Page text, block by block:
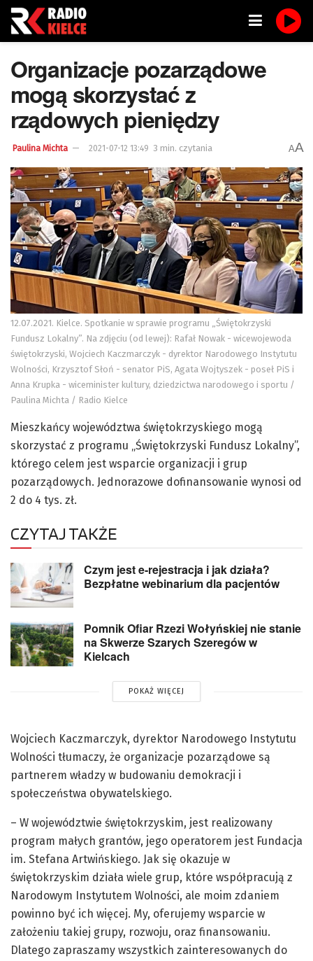
Organizacje pozarządowe
mogą skorzystać z
rządowych pieniędzy
Paulina Michta 2021-07-12 13:49 3 min. czytania AA
12.07.2021. Kielce. Spotkanie w sprawie programu „Świętokrzyski
Fundusz Lokalny”. Na zdjęciu (od lewej): Rafał Nowak - wicewojewoda
świętokrzyski, Wojciech Kaczmarczyk - dyrektor Narodowego Instytutu
Wolności, Krzysztof Słoń - senator PiS, Agata Wojtyszek - poseł PiS i
Anna Krupka - wiceminister kultury, dziedzictwa narodowego i sportu /
Paulina Michta / Radio Kielce
Mieszkańcy województwa świętokrzyskiego mogą
skorzystać z programu „Świętokrzyski Fundusz Lokalny”,
którego celem jest wsparcie organizacji i grup
pozarządowych. Jednorazowe dofinansowanie wynosi od
2 do 4 tys. zł.
CZYTAJ TAKŻE
Czym jest e-rejestracja i jak działa?
Bezpłatne webinarium dla pacjentów
Pomnik Ofiar Rzezi Wołyńskiej nie stanie
na Skwerze Szarych Szeregów w
Kielcach
POKAŻ WIĘCEJ
Wojciech Kaczmarczyk, dyrektor Narodowego Instytutu
Wolności tłumaczy, że organizacje pozarządowe są
partnerem władzy w budowaniu demokracji i
społeczeństwa obywatelskiego.
– W województwie świętokrzyskim, jest realizowany
program małych grantów, jego operatorem jest Fundacja
im. Stefana Artwińskiego. Jak się okazuje w
świętokrzyskim działa wiele grup, które współpracują z
Narodowym Instytutem Wolności, ale moim zdaniem
powinno być ich więcej. My, oferujemy wsparcie w
założeniu takiej grupy, rozwoju, oraz finansowaniu.
Dlatego zapraszamy wszystkich zainteresowanych do